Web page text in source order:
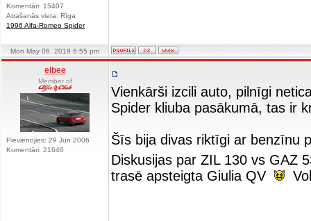
Komentāri: 15407
Atrašanās vieta: Rīga
1996 Alfa-Romeo Spider
Mon May 06, 2019 6:55 pm
elbee
Member of
Pievienojies: 29 Jun 2006
Komentāri: 21646
Vienkārši izcili auto, pilnīgi
Spider kliuba pasākumā, tas ir
Šīs bija divas riktīgi ar benzīnu
Diskusijas par ZIL 130 vs GAZ
trasē apsteigta Giulia QV